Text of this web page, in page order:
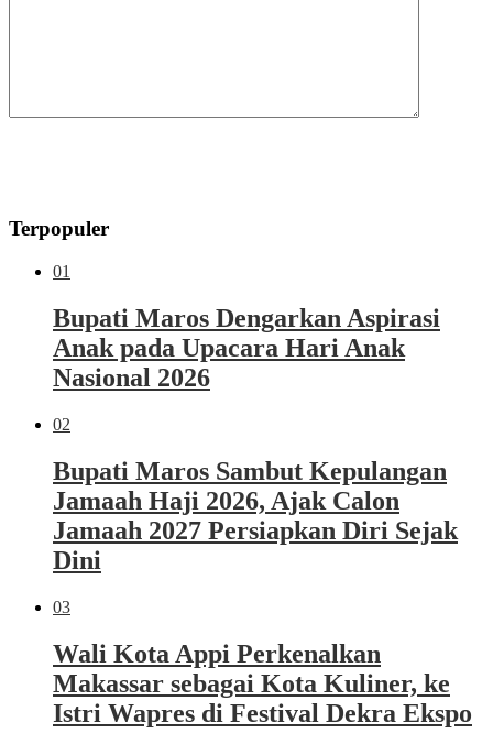
Terpopuler
01
Bupati Maros Dengarkan Aspirasi
Anak pada Upacara Hari Anak
Nasional 2026
02
Bupati Maros Sambut Kepulangan
Jamaah Haji 2026, Ajak Calon
Jamaah 2027 Persiapkan Diri Sejak
Dini
03
Wali Kota Appi Perkenalkan
Makassar sebagai Kota Kuliner, ke
Istri Wapres di Festival Dekra Ekspo